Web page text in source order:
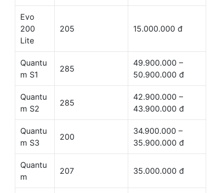
Evo
200
Lite
205 15.000.000 đ
Quantu
m S1
285
49.900.000 –
50.900.000 đ
Quantu
m S2
285
42.900.000 –
43.900.000 đ
Quantu
m S3
200
34.900.000 –
35.900.000 đ
Quantu
m
207 35.000.000 đ